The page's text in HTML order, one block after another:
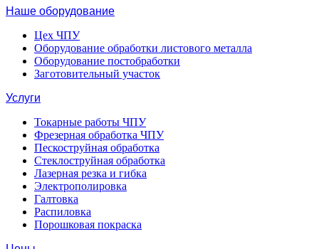
Наше оборудование
Цех ЧПУ
Оборудование обработки листового металла
Оборудование постобработки
Заготовительный участок
Услуги
Токарные работы ЧПУ
Фрезерная обработка ЧПУ
Пескоструйная обработка
Стеклоструйная обработка
Лазерная резка и гибка
Электрополировка
Галтовка
Распиловка
Порошковая покраска